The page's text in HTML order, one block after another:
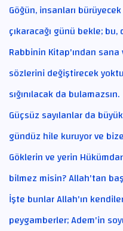
Göğün, insanları
çıkaracağı günü bekle;
Rabbinin Kitap'ından
sözlerini değiştirecek
sığınılacak da bulamazsın.
Güçsüz sayılanlar da
gündüz hile kuruyor ve
Göklerin ve yerin
bilmez misin? Allah'tan
İşte bunlar Allah'ın
peygamberler; Adem'in